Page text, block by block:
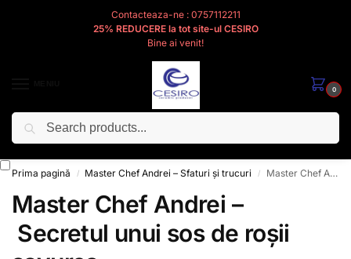
Contacteaza-ne : 0757112211
25% REDUCERE la tot site-ul CESIRO
Bine ai venit!
0
Cesiro
Prima pagină / Master Chef Andrei – Sfaturi și trucuri / Master Chef Andrei – Secretul unui sos de roșii savuros
Master Chef Andrei –
Secretul unui sos de roșii